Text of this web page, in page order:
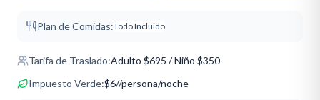
Plan de Comidas:Todo Incluido
Tarifa de Traslado:Adulto $695 / Niño $350
Impuesto Verde:$6//persona/noche